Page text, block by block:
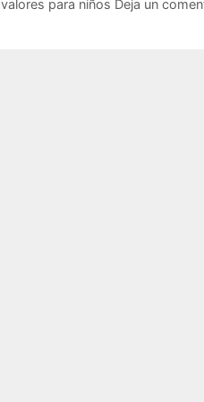
valores para niños Deja un